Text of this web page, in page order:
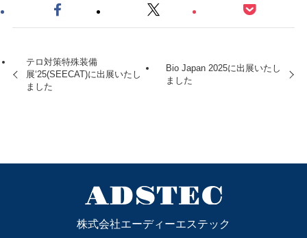
テロ対策特殊装備
展‘25(SEECAT)に出展いたし
ました
Bio Japan 2025に出展いたし
ました
株式会社エーディーエステック